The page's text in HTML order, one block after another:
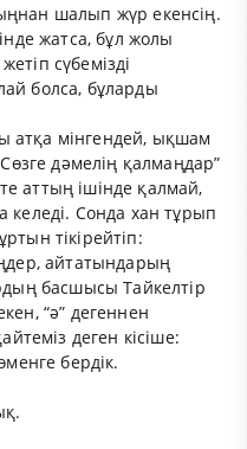
шалып жүр екенсің.
жатса, бұл жолы
сүбемізді
болса, бұларды
атқа мінгендей, ықшам
дәмелің қалмаңдар”
аттың ішінде қалмай,
келеді. Сонда хан тұрып
тікірейтіп:
айтатындарың
басшысы Тайкелтір
“ә” дегеннен
деген кісіше:
бердік.